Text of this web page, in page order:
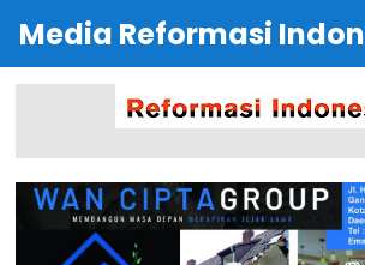
Media Reformasi